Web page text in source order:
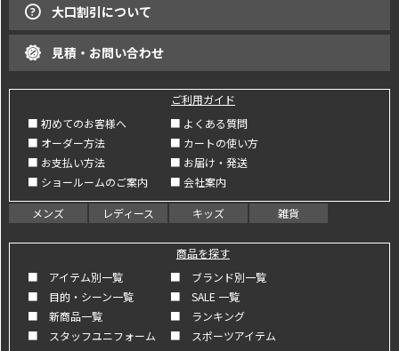
大口割引について
見積・お問い合わせ
ご利用ガイド
■ 初めてのお客様へ
■ よくある質問
■ オーダー方法
■ カートの使い方
■ お支払い方法
■ お届け・発送
■ ショールームのご案内
■ 会社案内
メンズ レディース キッズ 雑貨
商品を探す
■ アイテム別一覧
■ ブランド別一覧
■ 目的・シーン一覧
■ SALE 一覧
■ 新商品一覧
■ ランキング
■ スタッフユニフォーム
■ スポーツアイテム